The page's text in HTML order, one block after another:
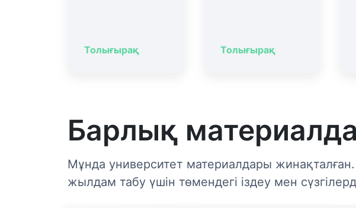
Толығырақ Толығырақ
Барлық
Мұнда университет материалдары
жылдам табу үшін төмендегі іздеу мен